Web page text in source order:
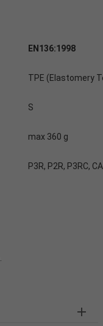
EN136:1998
TPE (Elastomery
S
max 360 g
P3R, P2R, P3RC,